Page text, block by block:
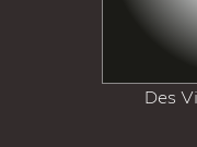
Des Vis Et Des Chevill ...